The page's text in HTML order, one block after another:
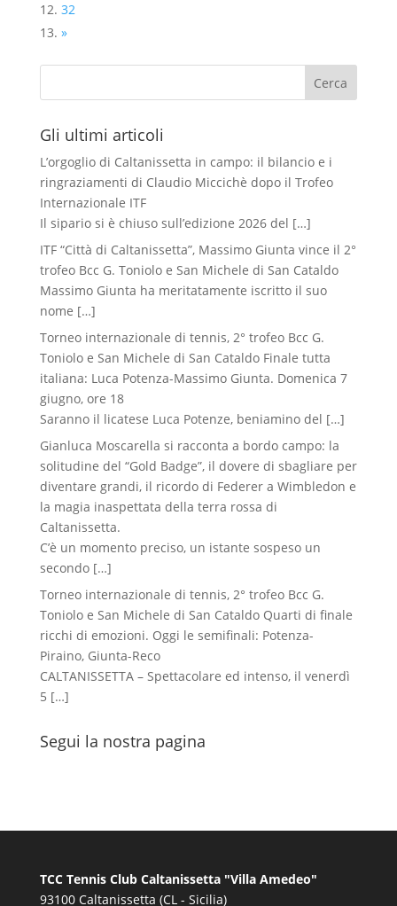
32
»
Cerca
Gli ultimi articoli
L’orgoglio di Caltanissetta in campo: il bilancio e i
ringraziamenti di Claudio Miccichè dopo il Trofeo
Internazionale ITF
Il sipario si è chiuso sull’edizione 2026 del […]
ITF “Città di Caltanissetta”, Massimo Giunta vince il 2°
trofeo Bcc G. Toniolo e San Michele di San Cataldo
Massimo Giunta ha meritatamente iscritto il suo
nome […]
Torneo internazionale di tennis, 2° trofeo Bcc G.
Toniolo e San Michele di San Cataldo Finale tutta
italiana: Luca Potenza-Massimo Giunta. Domenica 7
giugno, ore 18
Saranno il licatese Luca Potenze, beniamino del […]
Gianluca Moscarella si racconta a bordo campo: la
solitudine del “Gold Badge”, il dovere di sbagliare per
diventare grandi, il ricordo di Federer a Wimbledon e
la magia inaspettata della terra rossa di
Caltanissetta.
C’è un momento preciso, un istante sospeso un
secondo […]
Torneo internazionale di tennis, 2° trofeo Bcc G.
Toniolo e San Michele di San Cataldo Quarti di finale
ricchi di emozioni. Oggi le semifinali: Potenza-
Piraino, Giunta-Reco
CALTANISSETTA – Spettacolare ed intenso, il venerdì
5 […]
Segui la nostra pagina
TCC Tennis Club Caltanissetta "Villa Amedeo"
93100 Caltanissetta (CL - Sicilia)